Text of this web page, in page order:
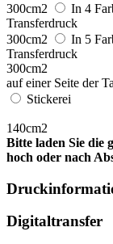
300cm2
In 4
Transferdruck
300cm2
In 5
Transferdruck
300cm2
auf einer Seite der
Stickerei
140cm2
Bitte laden Sie die
hoch oder nach
Digitaltransfer